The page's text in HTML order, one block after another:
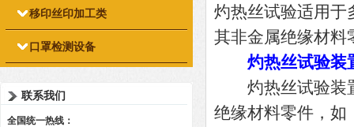
移印丝印加工类
口罩检测设备
联系我们
全国统一热线：
灼热丝试验适用于
其非金属绝缘材料
灼热丝试验装
灼热丝试验装置
绝缘材料零件，如